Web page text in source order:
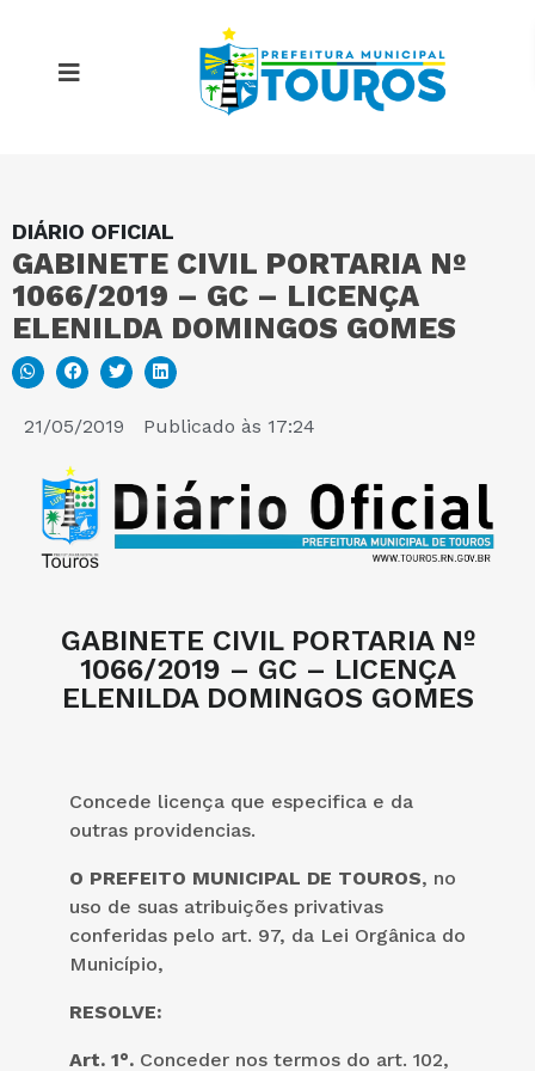
DIÁRIO OFICIAL
GABINETE CIVIL PORTARIA Nº
1066/2019 – GC – LICENÇA
ELENILDA DOMINGOS GOMES
21/05/2019 Publicado às 17:24
GABINETE CIVIL PORTARIA Nº
1066/2019 – GC – LICENÇA
ELENILDA DOMINGOS GOMES
Concede licença que especifica e da
outras providencias.
O PREFEITO MUNICIPAL DE TOUROS, no
uso de suas atribuições privativas
conferidas pelo art. 97, da Lei Orgânica do
Município,
RESOLVE:
Art. 1°. Conceder nos termos do art. 102,
MAPA DO SITE
PORTAL DA TRANSPARÊNCIA
E-SIC
PERGUNTAS FREQUENTES